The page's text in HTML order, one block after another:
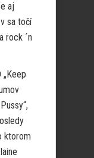
aj
sa točí
rock ´n
ktorom